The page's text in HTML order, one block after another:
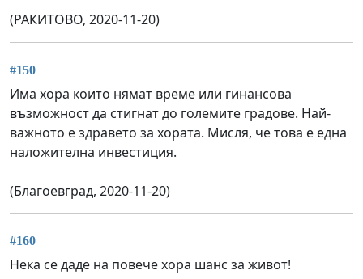
(РАКИТОВО, 2020-11-20)
#150
Има хора които нямат време или гинансова
възможност да стигнат до големите градове. Най-
важното е здравето за хората. Мисля, че това е една
наложителна инвестиция.
(Благоевград, 2020-11-20)
#160
Нека се даде на повече хора шанс за живот!